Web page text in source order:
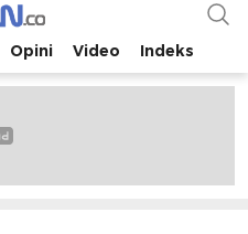
fakta bagi pembaca
Opini Video Indeks